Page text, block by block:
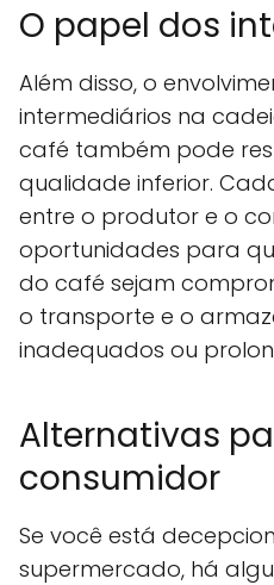
O papel dos
Além disso, o
intermediários na
café também pode
qualidade inferior.
entre o produtor e o
oportunidades para
do café sejam
o transporte e o
inadequados ou
Alternativas
consumidor
Se você está
supermercado, há